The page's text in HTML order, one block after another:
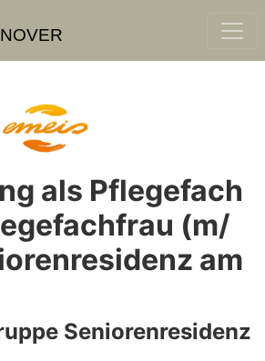
als Pflegefach
(m/
am
Seniorenresidenz